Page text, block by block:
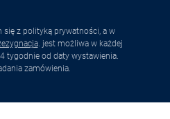
się z polityką prywatności, a w
. jest możliwa w każdej
tygodnie od daty wystawienia.
zamówienia.